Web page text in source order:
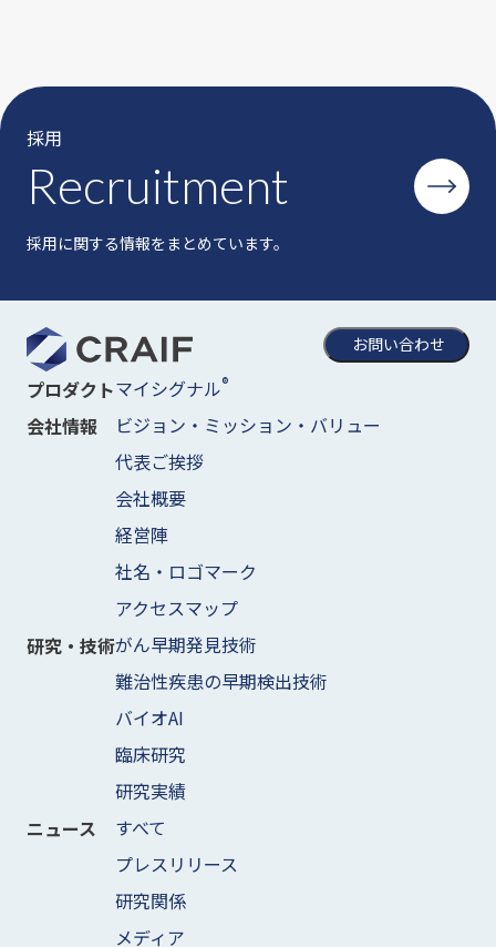
採用
Recruitment
採用に関する情報をまとめています。
お問い合わせ
プロダクトマイシグナル®
会社情報
ビジョン・ミッション・バリュー
代表ご挨拶
会社概要
経営陣
社名・ロゴマーク
アクセスマップ
研究・技術がん早期発見技術
難治性疾患の早期検出技術
バイオAI
臨床研究
研究実績
ニュース
すべて
プレスリリース
研究関係
メディア